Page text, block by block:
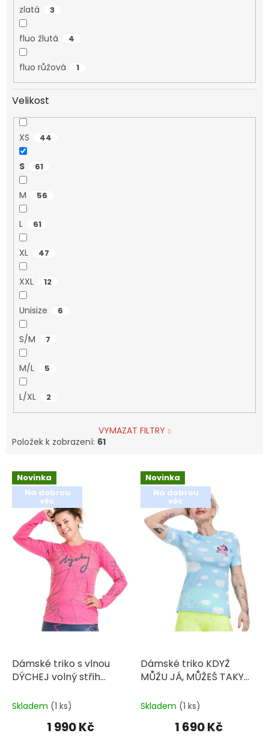
zlatá 3
fluo žlutá 4
fluo růžová 1
Velikost
XS 44
S 61
M 56
L 61
XL 47
XXL 12
Unisize 6
S/M 7
M/L 5
L/XL 2
VYMAZAT FILTRY
Položek k zobrazení: 61
V
p
Novinka
Na dobrou
věc
Dámské triko s vlnou
DÝCHEJ volný střih
Skladem (1 ks)
1 990 Kč
Novinka
Na dobrou
věc
Dámské triko KDYŽ
MŮŽU JÁ, MŮŽEŠ TAKY
Skladem (1 ks)
1 690 Kč